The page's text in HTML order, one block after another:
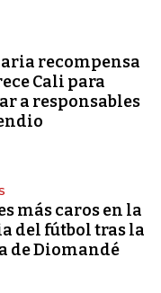
recompensa
Cali para
a responsables
más caros en la
del fútbol tras la
de Diomandé